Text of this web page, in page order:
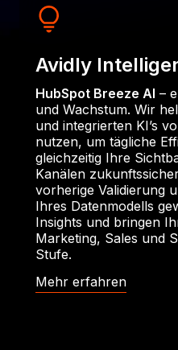
Avidly
HubSpot Breeze AI –
und Wachstum. Wir
und integrierten KI’s
nutzen, um tägliche
gleichzeitig Ihre
Kanälen
vorherige Validierung
Ihres Datenmodells
Insights und bringen
Marketing, Sales und
Stufe.
Mehr erfahren